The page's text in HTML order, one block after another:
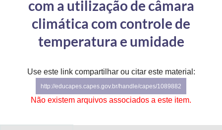
Secretaria-Geral
Secretaria de Governo
Advocacia-Geral da União
Banco Central do Brasil
Planalto
com a utilização de câmara
climática com controle de
temperatura e umidade
Use este link compartilhar ou citar este material:
http://educapes.capes.gov.br/handle/capes/1089882
Não existem arquivos associados a este item.